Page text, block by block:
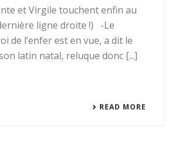
et Virgile touchent enfin au
ligne droite !) -Le
de l’enfer est en vue, a dit le
latin natal, reluque donc [...]
READ MORE